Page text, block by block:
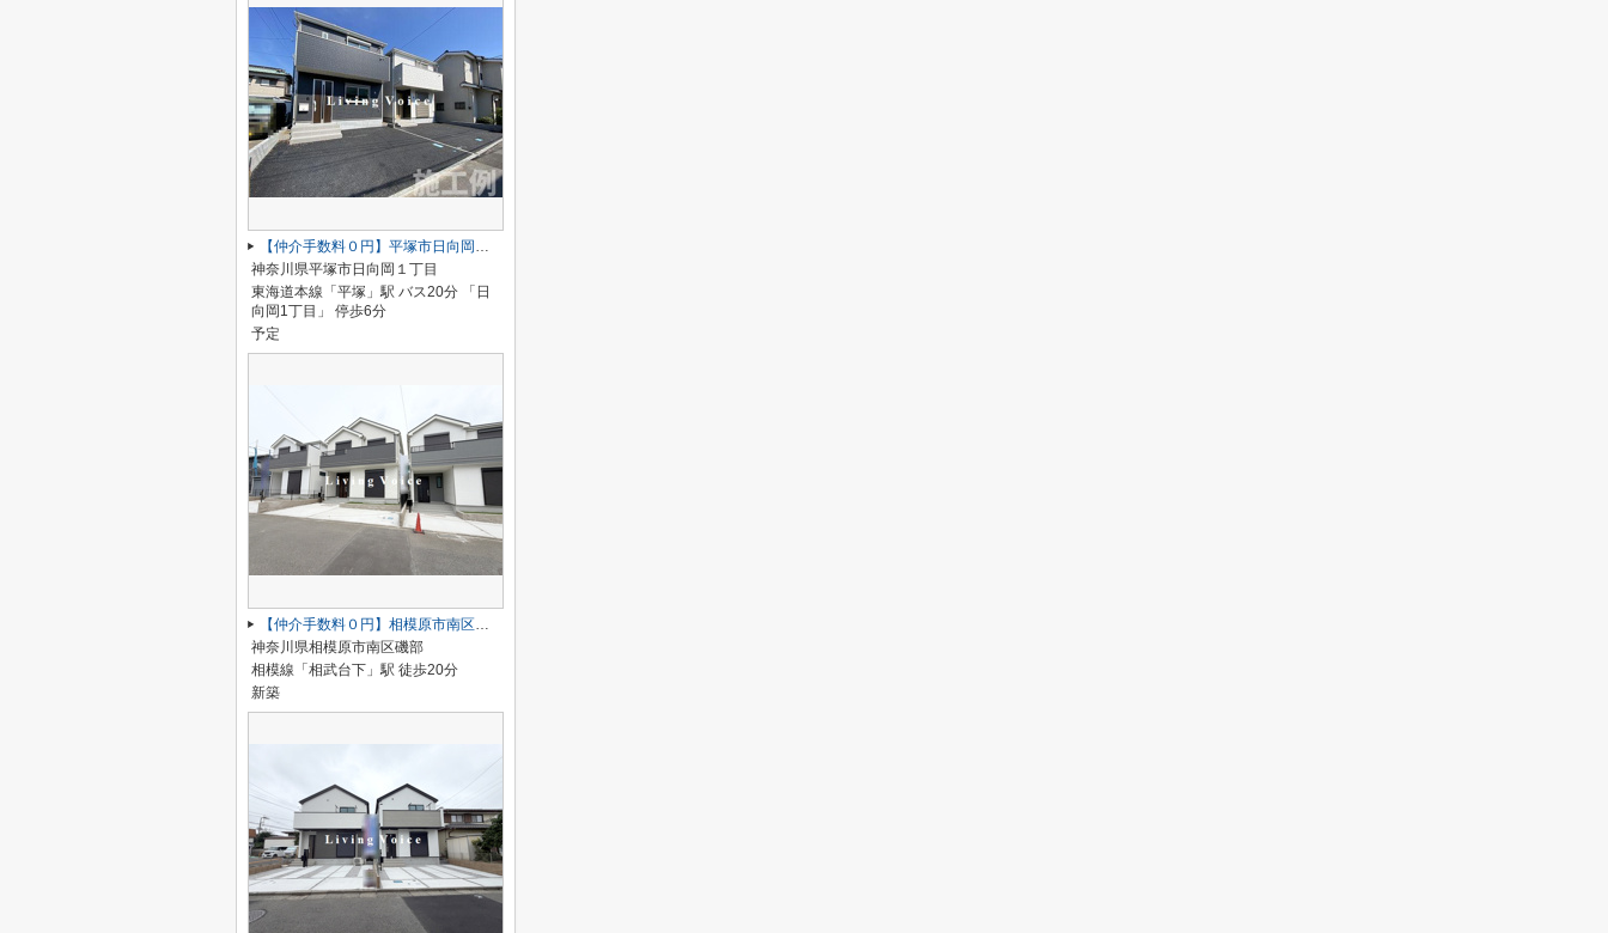
【仲介手数料０円】平塚市日向岡 第4 新築一戸建て 全2棟
神奈川県平塚市日向岡１丁目
東海道本線「平塚」駅 バス20分 「日
向岡1丁目」 停歩6分
予定
【仲介手数料０円】相模原市南区磯部 新築一戸建て 全3棟
神奈川県相模原市南区磯部
相模線「相武台下」駅 徒歩20分
新築